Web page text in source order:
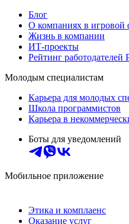
Блог
О компаниях в игровой
Жизнь в компании
ИТ-проекты
Рейтинг работодателей
Молодым специалистам
Карьера для молодых
Школа программистов
Карьера в
Боты для уведомлений
Мобильное приложение
Этика и комплаенс
Оказание услуг